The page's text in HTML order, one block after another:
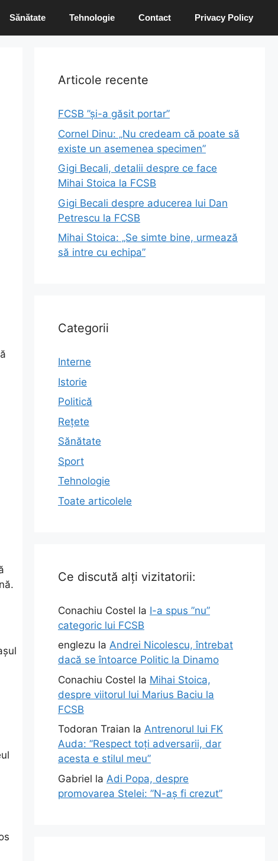
Sănătate Tehnologie Contact Privacy Policy
Articole recente
FCSB ”și-a găsit portar”
Cornel Dinu: „Nu credeam că poate să
existe un asemenea specimen”
Gigi Becali, detalii despre ce face
Mihai Stoica la FCSB
Gigi Becali despre aducerea lui Dan
Petrescu la FCSB
Mihai Stoica: „Se simte bine, urmează
să intre cu echipa”
Categorii
Interne
Istorie
Politică
Rețete
Sănătate
Sport
Tehnologie
Toate articolele
Ce discută alți vizitatorii:
Conachiu Costel la I-a spus ”nu”
categoric lui FCSB
englezu la Andrei Nicolescu, întrebat
dacă se întoarce Politic la Dinamo
Conachiu Costel la Mihai Stoica,
despre viitorul lui Marius Baciu la
FCSB
Todoran Traian la Antrenorul lui FK
Auda: ”Respect toți adversarii, dar
acesta e stilul meu”
Gabriel la Adi Popa, despre
promovarea Stelei: ”N-aș fi crezut”